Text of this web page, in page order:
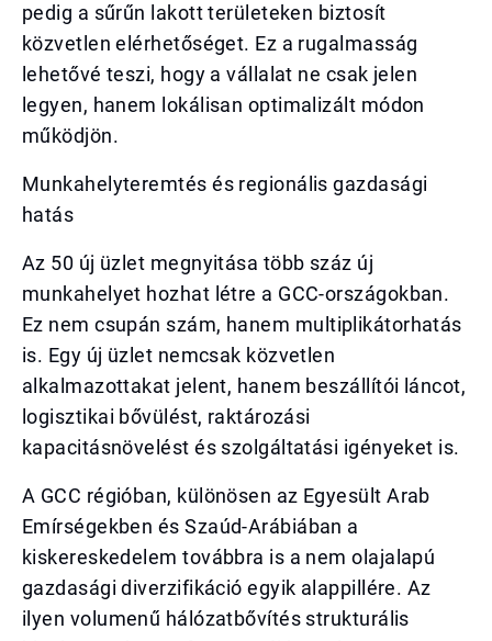
pedig a sűrűn lakott területeken biztosít
közvetlen elérhetőséget. Ez a rugalmasság
lehetővé teszi, hogy a vállalat ne csak jelen
legyen, hanem lokálisan optimalizált módon
működjön.
Munkahelyteremtés és regionális gazdasági
hatás
Az 50 új üzlet megnyitása több száz új
munkahelyet hozhat létre a GCC-országokban.
Ez nem csupán szám, hanem multiplikátorhatás
is. Egy új üzlet nemcsak közvetlen
alkalmazottakat jelent, hanem beszállítói láncot,
logisztikai bővülést, raktározási
kapacitásnövelést és szolgáltatási igényeket is.
A GCC régióban, különösen az Egyesült Arab
Emírségekben és Szaúd-Arábiában a
kiskereskedelem továbbra is a nem olajalapú
gazdasági diverzifikáció egyik alappillére. Az
ilyen volumenű hálózatbővítés strukturális